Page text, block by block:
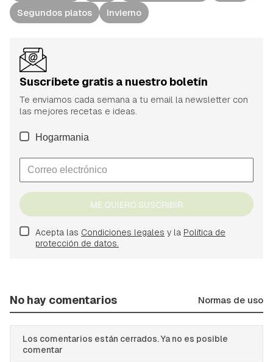
Segundos platos
Invierno
Suscríbete gratis a nuestro boletín
Te enviamos cada semana a tu email la newsletter con
las mejores recetas e ideas.
Hogarmania
ME QUIERO SUSCRIBIR
Acepta las Condiciones legales y la Política de
protección de datos.
No hay comentarios Normas de uso
Los comentarios están cerrados. Ya no es posible
comentar